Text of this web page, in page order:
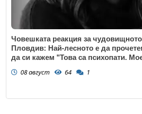
Човешката реакция за
Пловдив: Най-лесното е да
да си кажем "Това са психопати.
08 август 64 1